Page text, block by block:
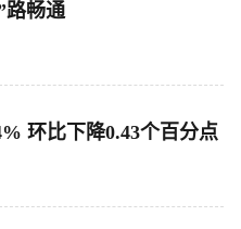
路畅通
环比下降0.43个百分点